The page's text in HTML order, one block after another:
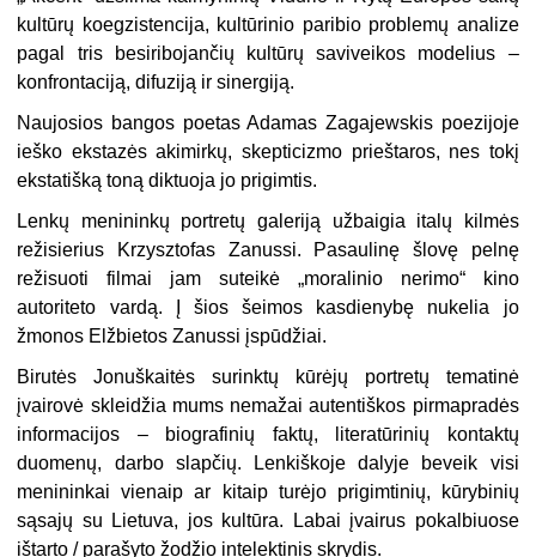
kultūrų koegzistencija, kultūrinio paribio problemų analize
pagal tris besiribojančių kultūrų saviveikos modelius –
konfrontaciją, difuziją ir sinergiją.
Naujosios bangos poetas Adamas Zagajewskis poezijoje
ieško ekstazės akimirkų, skepticizmo prieštaros, nes tokį
ekstatišką toną diktuoja jo prigimtis.
Lenkų menininkų portretų galeriją užbaigia italų kilmės
režisierius Krzysztofas Zanussi. Pasaulinę šlovę pelnę
režisuoti filmai jam suteikė „moralinio nerimo“ kino
autoriteto vardą. Į šios šeimos kasdienybę nukelia jo
žmonos Elžbietos Zanussi įspūdžiai.
Birutės Jonuškaitės surinktų kūrėjų portretų tematinė
įvairovė skleidžia mums nemažai autentiškos pirmapradės
informacijos – biografinių faktų, literatūrinių kontaktų
duomenų, darbo slapčių. Lenkiškoje dalyje beveik visi
menininkai vienaip ar kitaip turėjo prigimtinių, kūrybinių
sąsajų su Lietuva, jos kultūra. Labai įvairus pokalbiuose
ištarto / parašyto žodžio intelektinis skrydis.